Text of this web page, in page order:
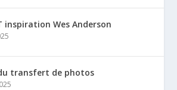
inspiration Wes Anderson
transfert de photos